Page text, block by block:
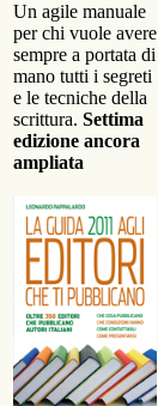
Un agile manuale
per chi vuole avere
sempre a portata di
mano tutti i segreti
e le tecniche della
scrittura. Settima
edizione ancora
ampliata